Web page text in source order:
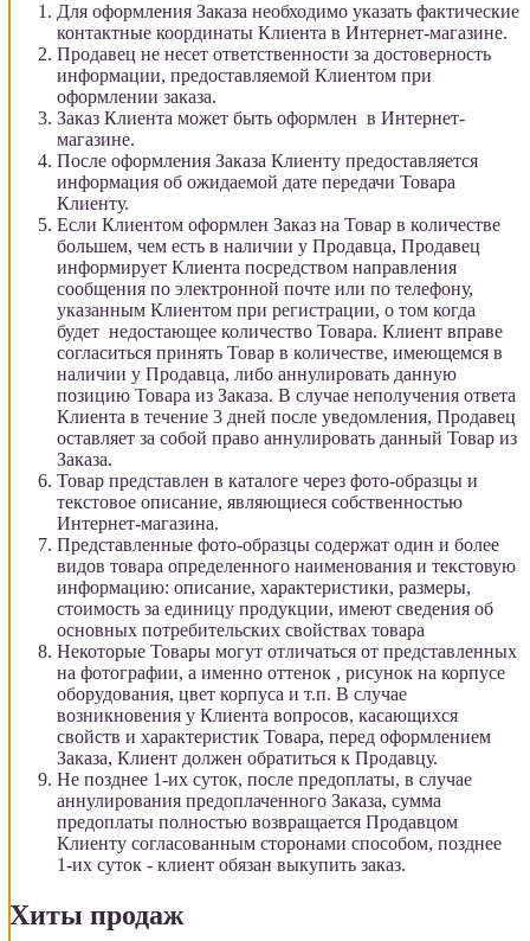
Для оформления Заказа необходимо указать фактические
контактные координаты Клиента в Интернет-магазине.
Продавец не несет ответственности за достоверность
информации, предоставляемой Клиентом при
оформлении заказа.
Заказ Клиента может быть оформлен в Интернет-
магазине.
После оформления Заказа Клиенту предоставляется
информация об ожидаемой дате передачи Товара
Клиенту.
Если Клиентом оформлен Заказ на Товар в количестве
большем, чем есть в наличии у Продавца, Продавец
информирует Клиента посредством направления
сообщения по электронной почте или по телефону,
указанным Клиентом при регистрации, о том когда
будет недостающее количество Товара. Клиент вправе
согласиться принять Товар в количестве, имеющемся в
наличии у Продавца, либо аннулировать данную
позицию Товара из Заказа. В случае неполучения ответа
Клиента в течение 3 дней после уведомления, Продавец
оставляет за собой право аннулировать данный Товар из
Заказа.
Товар представлен в каталоге через фото-образцы и
текстовое описание, являющиеся собственностью
Интернет-магазина.
Представленные фото-образцы содержат один и более
видов товара определенного наименования и текстовую
информацию: описание, характеристики, размеры,
стоимость за единицу продукции, имеют сведения об
основных потребительских свойствах товара
Некоторые Товары могут отличаться от представленных
на фотографии, а именно оттенок , рисунок на корпусе
оборудования, цвет корпуса и т.п. В случае
возникновения у Клиента вопросов, касающихся
свойств и характеристик Товара, перед оформлением
Заказа, Клиент должен обратиться к Продавцу.
Не позднее 1-их суток, после предоплаты, в случае
аннулирования предоплаченного Заказа, сумма
предоплаты полностью возвращается Продавцом
Клиенту согласованным сторонами способом, позднее
1-их суток - клиент обязан выкупить заказ.
Хиты продаж